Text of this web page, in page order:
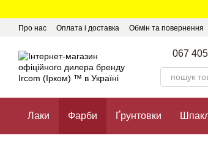
Про нас Оплата і доставка Обмін та повернення
067
Лаки Фарби Ґрунтовки